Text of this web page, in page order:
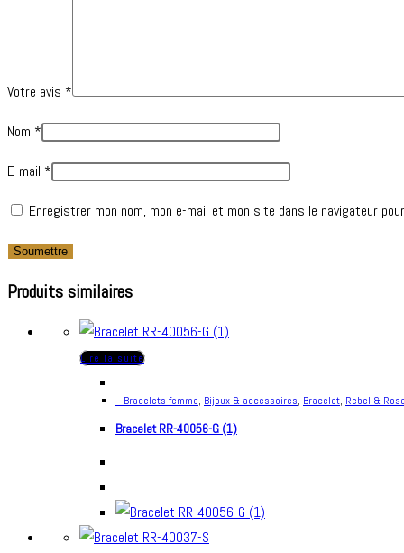
Votre avis *
Nom *
E-mail *
Enregistrer mon nom, mon e-mail et mon site dans le navigateur
Produits similaires
Lire la suite
-- Bracelets femme, Bijoux & accessoires, Bracelet, Rebel &
Bracelet RR-40056-G (1)